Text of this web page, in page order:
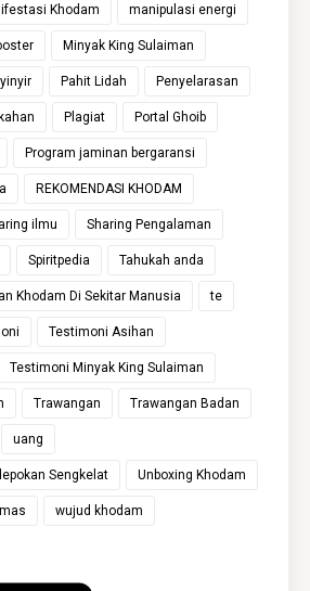
Khodam manipulasi energi
Minyak King Sulaiman
Pahit Lidah Penyelarasan
Plagiat Portal Ghoib
Program jaminan bergaransi
REKOMENDASI KHODAM
ilmu Sharing Pengalaman
Spiritpedia Tahukah anda
Khodam Di Sekitar Manusia te
Testimoni Asihan
Testimoni Minyak King Sulaiman
Trawangan Trawangan Badan
uang
Sengkelat Unboxing Khodam
wujud khodam